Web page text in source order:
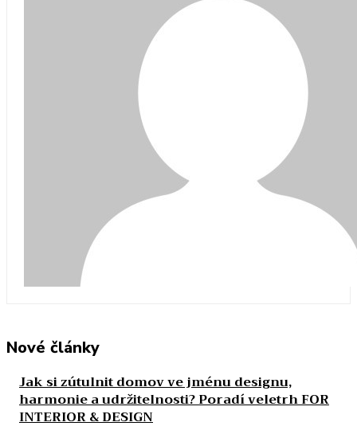
Nové články
Jak si zútulnit domov ve jménu designu,
harmonie a udržitelnosti? Poradí veletrh FOR
INTERIOR & DESIGN